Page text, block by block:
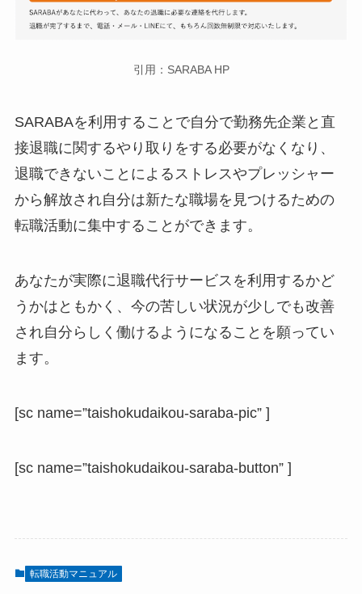
引用：SARABA HP
SARABAを利用することで自分で勤務先企業と直
接退職に関するやり取りをする必要がなくなり、
退職できないことによるストレスやプレッシャー
から解放され自分は新たな職場を見つけるための
転職活動に集中することができます。
あなたが実際に退職代行サービスを利用するかど
うかはともかく、今の苦しい状況が少しでも改善
され自分らしく働けるようになることを願ってい
ます。
[sc name=”taishokudaikou-saraba-pic” ]
[sc name=”taishokudaikou-saraba-button” ]
転職活動マニュアル